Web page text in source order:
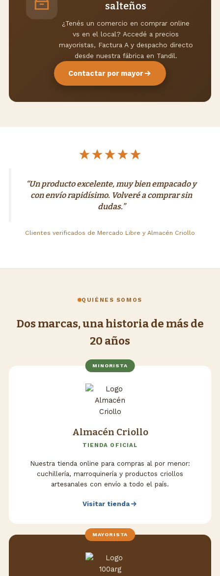
salteños
¿Tenés un comercio en comprar online
vs en el local? Accedé a precios
mayoristas, Factura A y despacho directo
desde nuestra fábrica en Tandil.
Contactar por mayor
“Un producto excelente, muy bien empacado y
con envío rapidísimo. Volveré a comprar sin
dudas.”
Clientes verificados de Mercado Libre y Almacén Criollo
QUIÉNES SOMOS
Dos marcas, una historia de más de
20 años
MINORISTA
Almacén Criollo
TIENDA OFICIAL
Nuestra tienda online para compras al por menor:
cuchillería, marroquinería y productos criollos
artesanales con envío a todo el país.
Visitar tienda
MAYORISTA